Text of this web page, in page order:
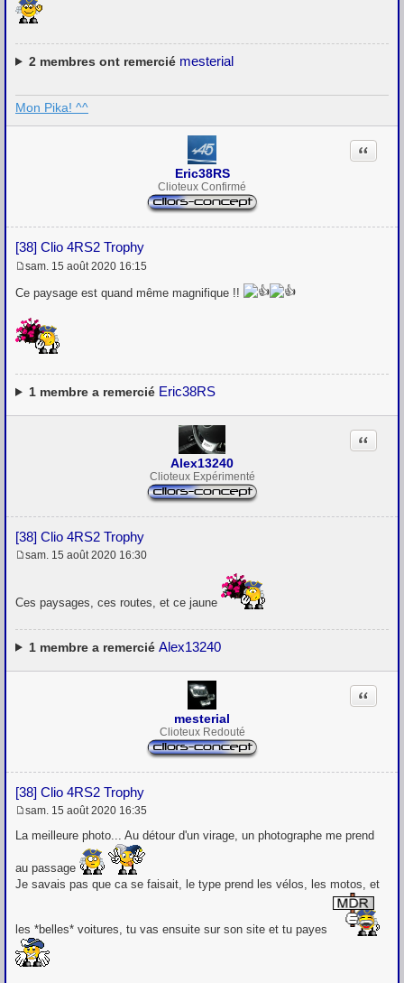
2membres ont remercié mesterial
Mon Pika! ^^
Eric38RS
Clioteux Confirmé
[38] Clio 4RS2 Trophy
Citation
e
s
a
g
sam. 15 août 2020 16:15
Ce paysage est quand même magnifique !!
1membre a remercié Eric38RS
Alex13240
Clioteux Expérimenté
[38] Clio 4RS2 Trophy
Citation
s
g
e
sam. 15 août 2020 16:30
Ces paysages, ces routes, et ce jaune
1membre a remercié Alex13240
mesterial
Clioteux Redouté
[38] Clio 4RS2 Trophy
Citation
e
a
g
sam. 15 août 2020 16:35
La meilleure photo... Au détour d'un virage, un photographe me prend
au passage
Je savais pas que ca se faisait, le type prend les vélos, les motos, et
les *belles* voitures, tu vas ensuite sur son site et tu payes